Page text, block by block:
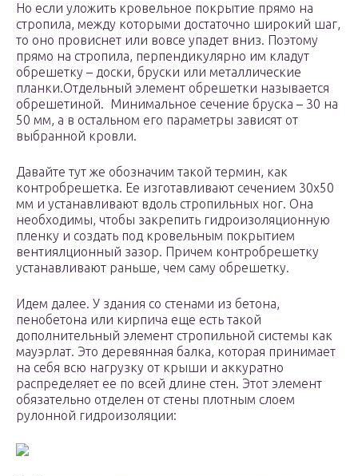
Но если уложить кровельное покрытие прямо на
стропила, между которыми достаточно широкий шаг,
то оно провиснет или вовсе упадет вниз. Поэтому
прямо на стропила, перпендикулярно им кладут
обрешетку – доски, бруски или металлические
планки.Отдельный элемент обрешетки называется
обрешетиной. Минимальное сечение бруска – 30 на
50 мм, а в остальном его параметры зависят от
выбранной кровли.
Давайте тут же обозначим такой термин, как
контробрешетка. Ее изготавливают сечением 30х50
мм и устанавливают вдоль стропильных ног. Она
необходимы, чтобы закрепить гидроизоляционную
пленку и создать под кровельным покрытием
вентиялционный зазор. Причем контробрешетку
устанавливают раньше, чем саму обрешетку.
Идем далее. У здания со стенами из бетона,
пенобетона или кирпича еще есть такой
дополнительный элемент стропильной системы как
мауэрлат. Это деревянная балка, которая принимает
на себя всю нагрузку от крыши и аккуратно
распределяет ее по всей длине стен. Этот элемент
обязательно отделен от стены плотным слоем
рулонной гидроизоляции: